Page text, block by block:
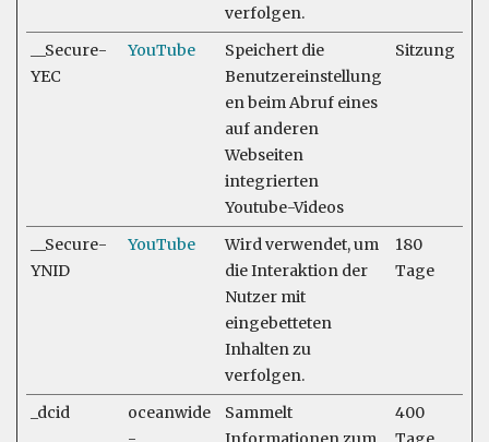
verfolgen.
__Secure-
YEC
YouTube
Speichert die
Benutzereinstellung
en beim Abruf eines
auf anderen
Webseiten
integrierten
Youtube-Videos
Sitzung
__Secure-
YNID
YouTube
Wird verwendet, um
die Interaktion der
Nutzer mit
eingebetteten
Inhalten zu
verfolgen.
180
Tage
_dcid
oceanwide
Sammelt
400